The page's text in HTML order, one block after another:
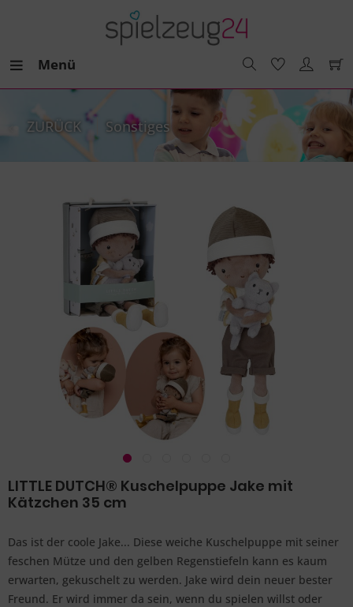
Menü
ZURÜCK Sonstiges
LITTLE DUTCH® Kuschelpuppe Jake mit
Kätzchen 35 cm
Das ist der coole Jake... Diese weiche Kuschelpuppe mit seiner
feschen Mütze und den gelben Regenstiefeln kann es kaum
erwarten, gekuschelt zu werden. Jake wird dein neuer bester
Freund. Er wird immer da sein, wenn du spielen willst oder